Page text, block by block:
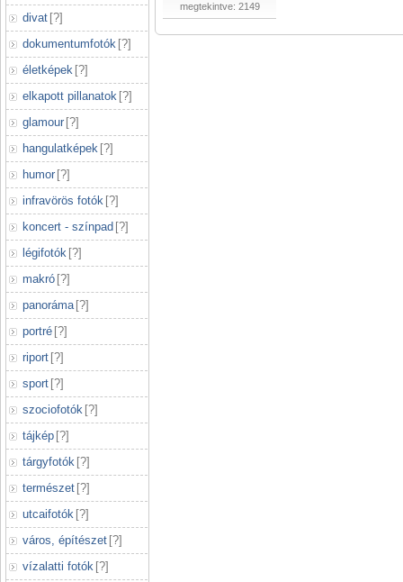
divat [?]
dokumentumfotók [?]
életképek [?]
elkapott pillanatok [?]
glamour [?]
hangulatképek [?]
humor [?]
infravörös fotók [?]
koncert - színpad [?]
légifotók [?]
makró [?]
panoráma [?]
portré [?]
riport [?]
sport [?]
szociofotók [?]
tájkép [?]
tárgyfotók [?]
természet [?]
utcaifotók [?]
város, építészet [?]
vízalatti fotók [?]
megtekintve: 2149